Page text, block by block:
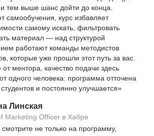
тем выше шанс дойти до конца.
самообучения, курс избавляет
самому искать, фильтровать
материал — над структурой
работают команды методистов
которые уже прошли этот путь за вас.
от ментора, качество подачи здесь
одного человека: программа отточена
и постоянно улучшается»
Линская
Marketing Officer в Хабре
не только на программу,